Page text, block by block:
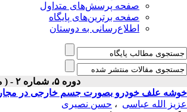
صفحه پرسش‌های متداول
صفحه برترین‌های پایگاه
اطلاع‌رسانی به دوستان
دوره ۵، شماره ۲ - ( مجلۀ علمی دانشگاه علوم پزشکی همدان-بهار و تابستان ۱۳۷۷ )
خوشه علف خودرو بصورت جسم خارجی در مجاری
عزیز الله عباسی ، حسن نصیری